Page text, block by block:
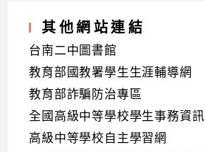
其他網站連結
台南二中圖書館
教育部國教署學生生涯輔導網
教育部詐騙防治專區
全國高級中等學校學生事務資
高級中等學校自主學習網